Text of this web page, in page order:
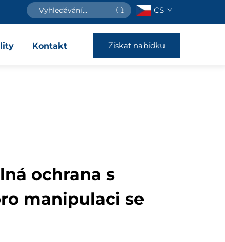
CS
Kontakt Získat nabídku
ochrana s
manipulaci se